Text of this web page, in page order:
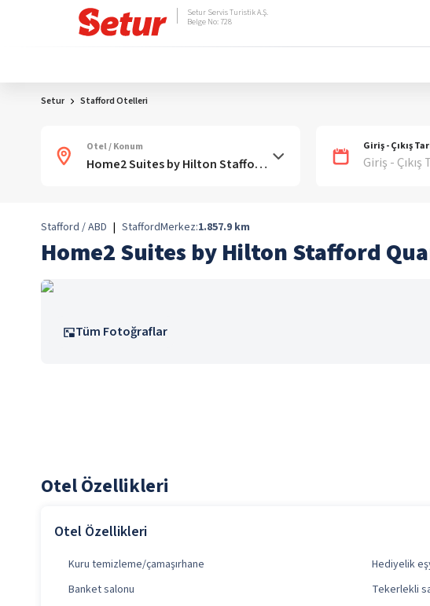
Setur Servis Turistik A.Ş.
Belge No: 728
Setur Stafford Otelleri
Otel / Konum Giriş - Çıkış
Giriş -
Stafford / ABD | StaffordMerkez:1.857.9 km
Home2 Suites by Hilton Stafford
Tüm Fotoğraflar
Otel Özellikleri
Otel Özellikleri
Kuru temizleme/çamaşırhane Hediyelik
Banket salonu
Tekerlekli